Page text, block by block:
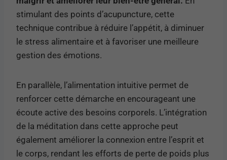
stimulant des points d’acupuncture, cette
technique contribue à réduire l’appétit, à diminuer
le stress alimentaire et à favoriser une meilleure
gestion des émotions.
En parallèle, l’alimentation intuitive permet de
renforcer cette démarche en encourageant une
écoute active des besoins corporels. L’intégration
de la méditation dans cette approche peut
également améliorer la connexion entre l’esprit et
le corps, rendant les efforts de perte de poids plus